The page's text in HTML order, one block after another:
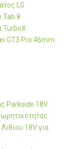
LG
Tab 8
TurboX
GT3 Pro 46mm
Parkside 18V
18V για